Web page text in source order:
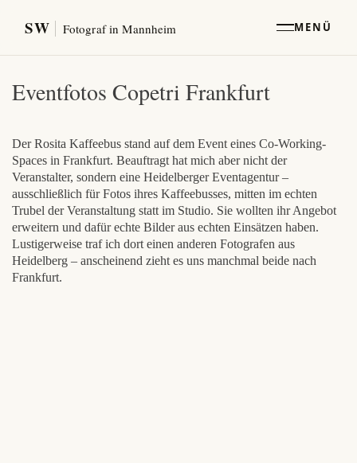
SW Fotograf in Mannheim MENÜ
Eventfotos Copetri Frankfurt
Der Rosita Kaffeebus stand auf dem Event eines Co-Working-
Spaces in Frankfurt. Beauftragt hat mich aber nicht der
Veranstalter, sondern eine Heidelberger Eventagentur –
ausschließlich für Fotos ihres Kaffeebusses, mitten im echten
Trubel der Veranstaltung statt im Studio. Sie wollten ihr Angebot
erweitern und dafür echte Bilder aus echten Einsätzen haben.
Lustigerweise traf ich dort einen anderen Fotografen aus
Heidelberg – anscheinend zieht es uns manchmal beide nach
Frankfurt.